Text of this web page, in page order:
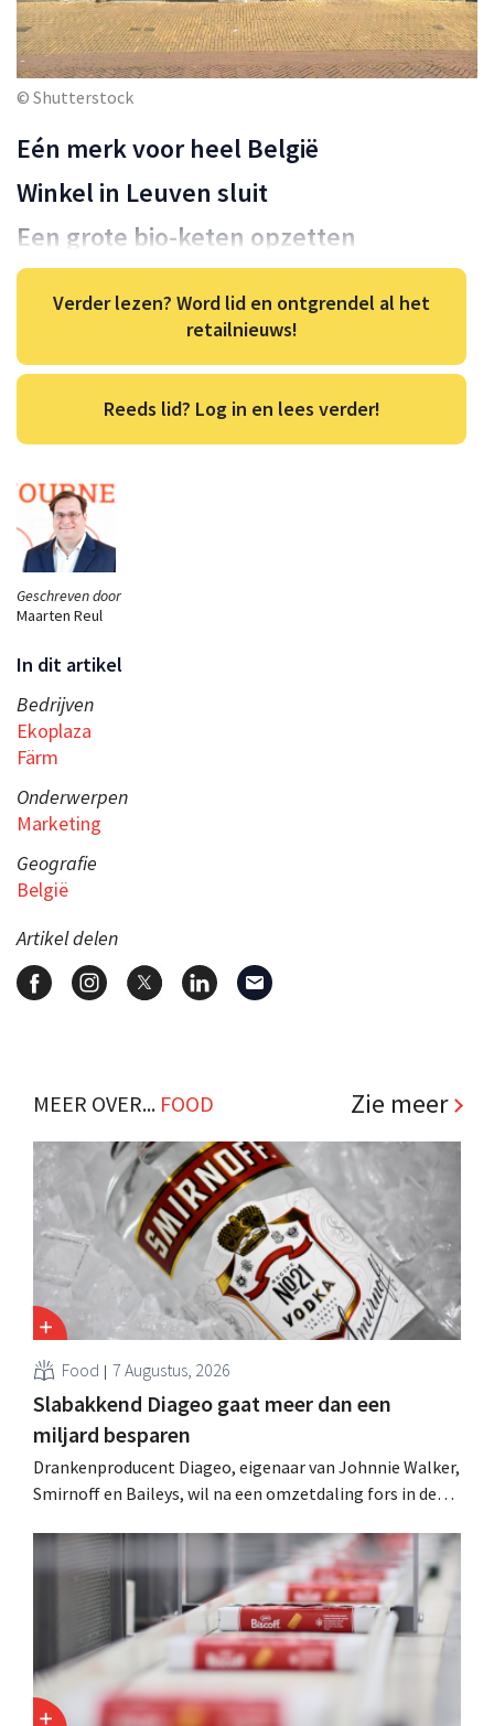
Geschreven door
Maarten Reul
In dit artikel
Bedrijven
Ekoplaza
Färm
Onderwerpen
Marketing
Geografie
België
Artikel delen
© Shutterstock
Eén merk voor heel België
Winkel in Leuven sluit
Een grote bio-keten opzetten
Verder lezen? Word lid en ontgrendel al het
retailnieuws!
Reeds lid? Log in en lees verder!
MEER OVER... FOOD Zie meer
Food 7 Augustus, 2026
Slabakkend Diageo gaat meer dan een
miljard besparen
Drankenproducent Diageo, eigenaar van Johnnie Walker,
Smirnoff en Baileys, wil na een omzetdaling fors in de
andere Guiness en voorgemixte cocktails.